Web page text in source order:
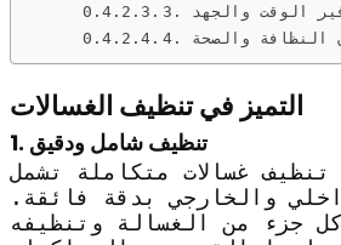
التميز في تنظيف الغسالات
1. تنظيف شامل ودقيق
غسالات متكاملة تشمل
والخارجي بدقة فائقة.
جزء من الغسالة وتنظيفه